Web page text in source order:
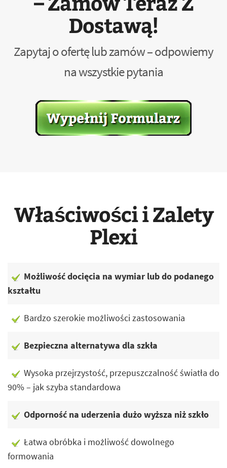
Dostawą!
Zapytaj o ofertę lub zamów – odpowiemy
na wszystkie pytania
Właściwości i Zalety
Plexi
Możliwość docięcia na wymiar lub do podanego
kształtu
Bardzo szerokie możliwości zastosowania
Bezpieczna alternatywa dla szkła
Wysoka przejrzystość, przepuszczalność światła do
90% – jak szyba standardowa
Odporność na uderzenia dużo wyższa niż szkło
Łatwa obróbka i możliwość dowolnego
formowania